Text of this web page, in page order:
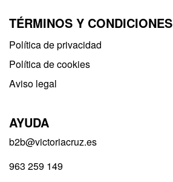
TÉRMINOS Y CONDICIONES
Política de privacidad​
Política de cookies
Aviso legal
AYUDA
b2b@victoriacruz.es
963 259 149